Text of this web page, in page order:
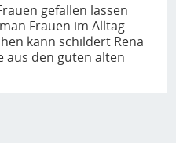
gefallen lassen
Frauen im Alltag
kann schildert Rena
aus den guten alten